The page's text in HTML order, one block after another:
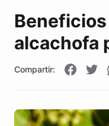
alcachofa
Compartir: